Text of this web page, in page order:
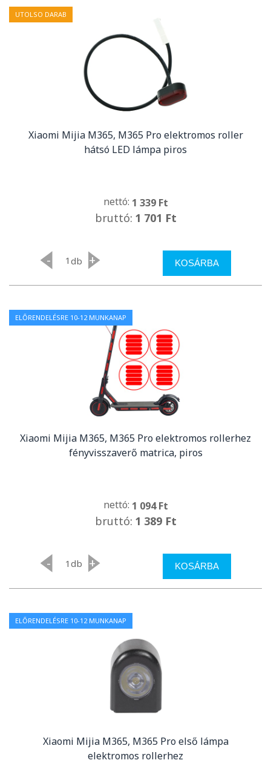
UTOLSO DARAB
Xiaomi Mijia M365, M365 Pro elektromos roller
hátsó LED lámpa piros
nettó: 1 339 Ft
bruttó: 1 701 Ft
- db + KOSÁRBA
ELŐRENDELÉSRE 10-12 MUNKANAP
Xiaomi Mijia M365, M365 Pro elektromos rollerhez
fényvisszaverő matrica, piros
nettó: 1 094 Ft
bruttó: 1 389 Ft
- db + KOSÁRBA
ELŐRENDELÉSRE 10-12 MUNKANAP
Xiaomi Mijia M365, M365 Pro első lámpa
elektromos rollerhez